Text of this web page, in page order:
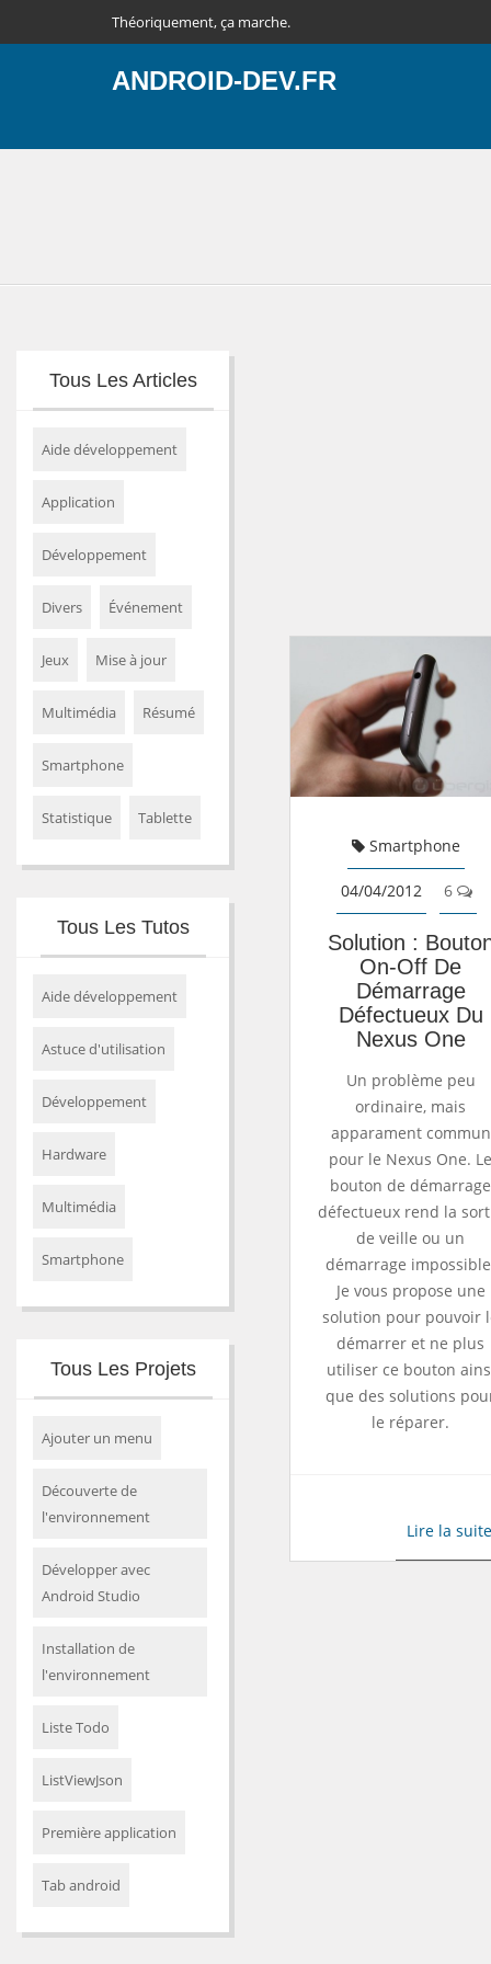
Théoriquement, ça marche.
ANDROID-DEV.FR
Tous Les Articles
Aide développement
Application
Développement
Divers Événement
Jeux Mise à jour
Multimédia Résumé
Smartphone
Statistique Tablette
Tous Les Tutos
Aide développement
Astuce d'utilisation
Développement
Hardware
Multimédia
Smartphone
Tous Les Projets
Ajouter un menu
Découverte de
l'environnement
Développer avec
Android Studio
Installation de
l'environnement
Liste Todo
ListViewJson
Première application
Tab android
Smartphone
04/04/2012 6
Solution :
On-Off De
Démarrage
Défectueux Du
Nexus One
Un problème peu
ordinaire, mais
apparament commun
pour le Nexus One.
bouton de démarrage
défectueux rend la
de veille ou un
démarrage
Je vous propose une
solution pour pouvoir
démarrer et ne plus
utiliser ce bouton
que des solutions
le réparer.
Lire la